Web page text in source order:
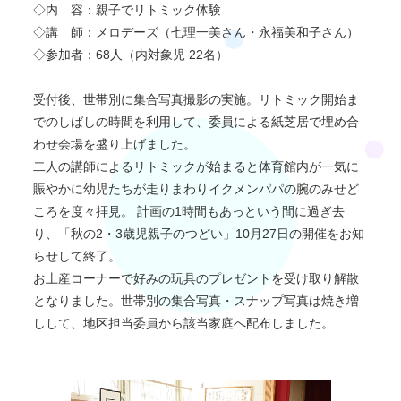
◇内 容：親子でリトミック体験
◇講 師：メロデーズ（七理一美さん・永福美和子さん）
◇参加者：68人（内対象児 22名）
受付後、世帯別に集合写真撮影の実施。リトミック開始ま
でのしばしの時間を利用して、委員による紙芝居で埋め合
わせ会場を盛り上げました。
二人の講師によるリトミックが始まると体育館内が一気に
賑やかに幼児たちが走りまわりイクメンパパの腕のみせど
ころを度々拝見。 計画の1時間もあっという間に過ぎ去
り、「秋の2・3歳児親子のつどい」10月27日の開催をお知
らせして終了。
お土産コーナーで好みの玩具のプレゼントを受け取り解散
となりました。世帯別の集合写真・スナップ写真は焼き増
しして、地区担当委員から該当家庭へ配布しました。